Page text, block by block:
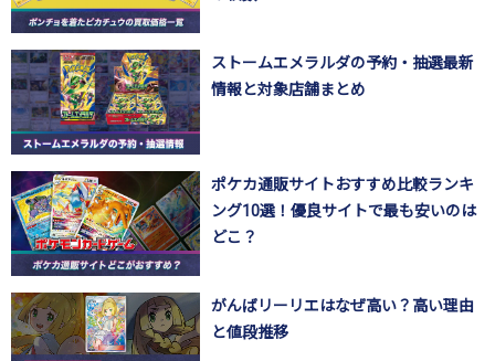
ストームエメラルダの予約・抽選最新
情報と対象店舗まとめ
ポケカ通販サイトおすすめ比較ランキ
ング10選！優良サイトで最も安いのは
どこ？
がんばリーリエはなぜ高い？高い理由
と値段推移